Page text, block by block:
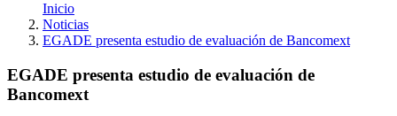
Inicio
Noticias
EGADE presenta estudio de evaluación de Bancomext
EGADE presenta estudio de evaluación de
Bancomext